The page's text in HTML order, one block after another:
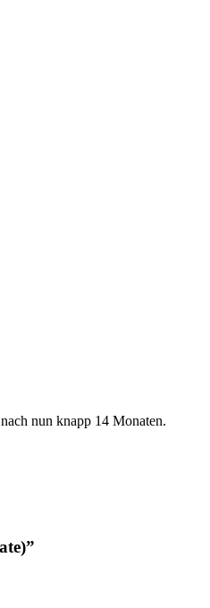
nun knapp 14 Monaten.
”